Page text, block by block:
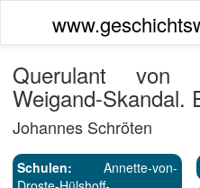
Querulant
Weigand-Skandal.
Johannes Schröten
Schulen: Annette-von-